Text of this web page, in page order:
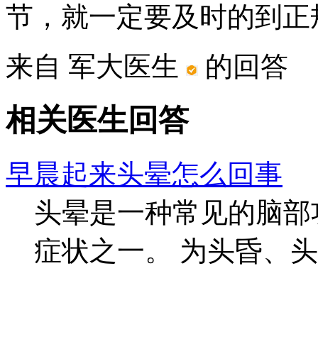
节，就一定要及时的到
来自 军大医生
的回答
相关医生回答
早晨起来头晕怎么回事
头晕是一种常见的脑
症状之一。 为头昏、